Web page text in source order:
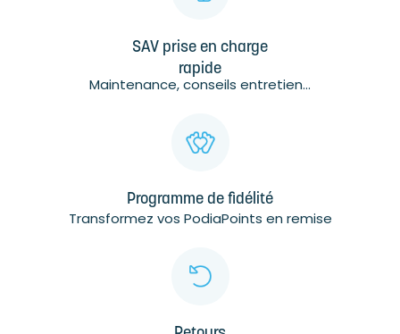
SAV prise en charge
rapide
Maintenance, conseils entretien...
Programme de fidélité
Transformez vos PodiaPoints en remise